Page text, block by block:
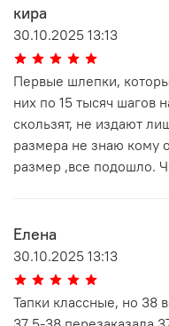
кира
30.10.2025 13:13
Первые шлепки,
них по 15 тысяч шагов
скользят, не издают
размера не знаю кому
размер ,все подошло.
Елена
30.10.2025 13:13
Тапки классные, но 38